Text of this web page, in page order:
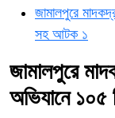
জামালপুরে
সহ আটক ১
জামালপুরে
অভিযানে